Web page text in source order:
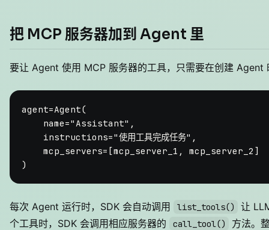
把 MCP 服务器加到 Agent 里
要让 Agent 使用 MCP 服务器的工具，只需要在创建 Agent
agent=Agent(
    name=
"Assistant" ,
    instructions=
"使用工具完成任务" ,
    mcp_servers=[mcp_server_1, mcp_server_2]
每次 Agent 运行时，SDK 会自动调用 list_tools()
让
个工具时，SDK 会调用相应服务器的
call_tool()
方法。